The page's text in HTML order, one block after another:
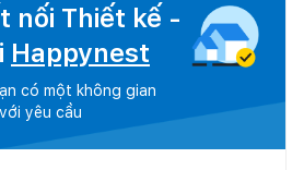
nối Thiết kế -
Happynest
có một không gian
yêu cầu